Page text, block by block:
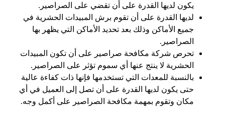
يكون لديها القدرة على أن تقضي على الصراصير.
لديها القدرة على أن تقوم برش المبيدات الحشرية في
جميع الأماكن وذلك بعد تحديد الأماكن التي يظهر بها
الصراصير.
تحرص شركة مكافحة صراصير على أن تكون المبيدات
الحشرية لا ينتج عنها أي سموم تؤثر على الصراصير.
بالنسبة للمعدات التي تستخدمها فإنها ذات كفاءة عالية
حتى يكون لديها القدرة على أن تصل إلى العميل في أي
مكان وتقوم بمهمة مكافحة الصراصير على أكمل وجه.